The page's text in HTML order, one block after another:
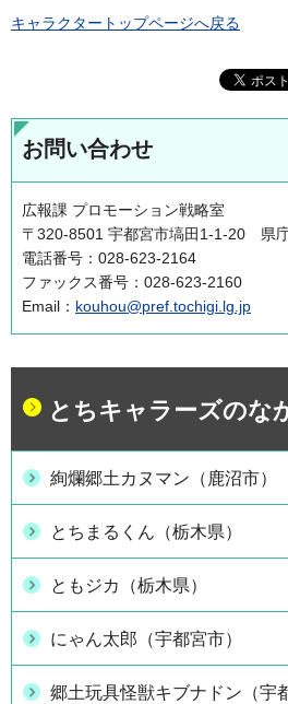
キャラクタートップページへ戻る
お問い合わせ
広報課 プロモーション戦略室
〒320-8501 宇都宮市塙田1-1-20 県
電話番号：028-623-2164
ファックス番号：028-623-2160
Email： kouhou@pref.tochigi.lg.jp
とちキャラーズのな
絢爛郷土カヌマン（鹿沼市）
とちまるくん（栃木県）
ともジカ（栃木県）
にゃん太郎（宇都宮市）
郷土玩具怪獣キブナドン（宇